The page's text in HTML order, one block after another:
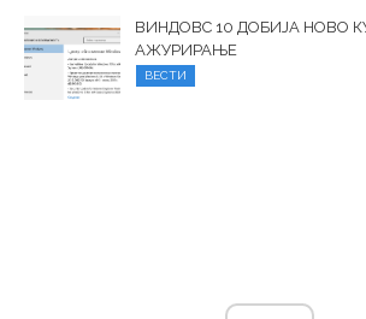
ВИНДОВС 10 ДОБИЈА НОВО
АЖУРИРАЊЕ
ВЕСТИ